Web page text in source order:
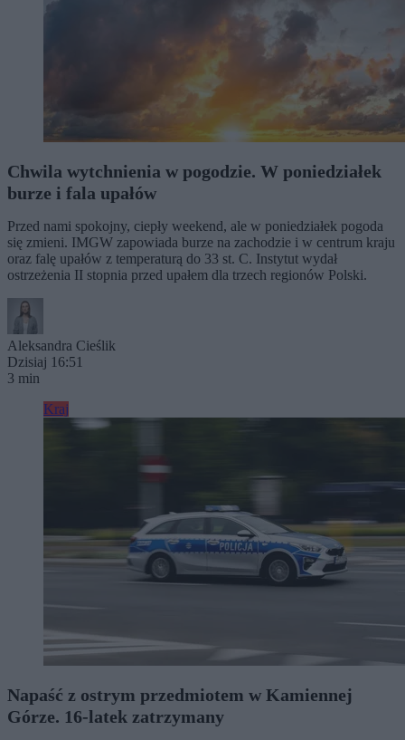
Chwila wytchnienia w pogodzie. W poniedziałek
burze i fala upałów
Przed nami spokojny, ciepły weekend, ale w poniedziałek pogoda
się zmieni. IMGW zapowiada burze na zachodzie i w centrum kraju
oraz falę upałów z temperaturą do 33 st. C. Instytut wydał
ostrzeżenia II stopnia przed upałem dla trzech regionów Polski.
Aleksandra Cieślik
Dzisiaj 16:51
3 min
Kraj
Napaść z ostrym przedmiotem w Kamiennej
Górze. 16-latek zatrzymany